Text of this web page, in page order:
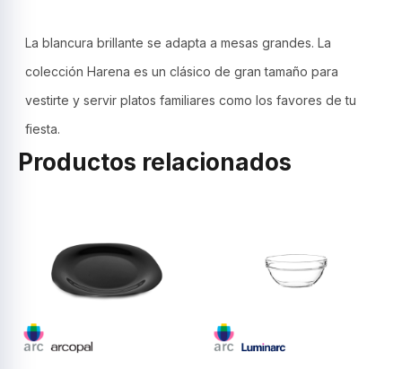
La blancura brillante se adapta a mesas grandes. La
colección Harena es un clásico de gran tamaño para
vestirte y servir platos familiares como los favores de tu
fiesta.
Productos relacionados